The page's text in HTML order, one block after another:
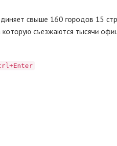
свыше 160 городов 15
которую съезжаются тысячи